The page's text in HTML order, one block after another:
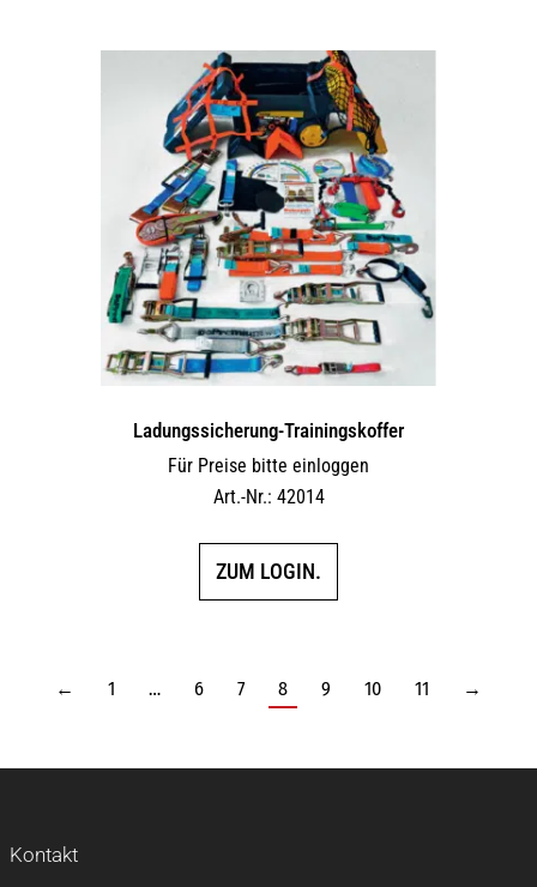
Ladungssicherung-Trainingskoffer
Für Preise bitte einloggen
Art.-Nr.: 42014
ZUM LOGIN.
← 1 … 6 7 8 9 10 11 →
Kontakt